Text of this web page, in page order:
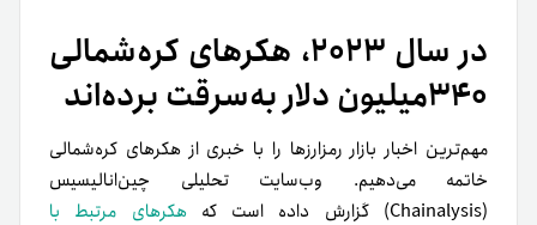
در سال ۲۰۲۳، هکرهای کره‌شمالی
۳۴۰میلیون دلار به‌سرقت برده‌اند
مهم‌ترین اخبار بازار رمزارزها را با خبری از هکرهای کره‌شمالی
خاتمه می‌دهیم. وب‌سایت تحلیلی چین‌انالیسیس
(Chainalysis) گزارش داده است که
هکرهای مرتبط با